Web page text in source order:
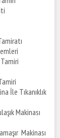
İle Tıkanıklık
Makinası
Makinası